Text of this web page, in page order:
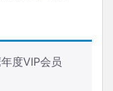
度VIP会员